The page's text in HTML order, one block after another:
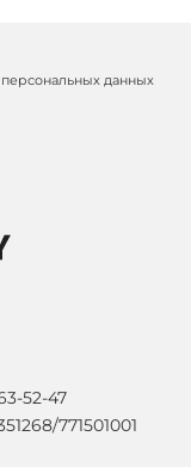
данных
52-47
771501001